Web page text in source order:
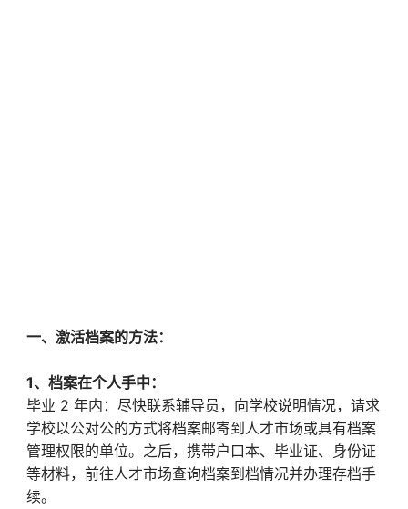
一、激活档案的方法：
1、档案在个人手中：
毕业 2 年内：尽快联系辅导员，向学校说明情况，请求
学校以公对公的方式将档案邮寄到人才市场或具有档案
管理权限的单位。之后，携带户口本、毕业证、身份证
等材料，前往人才市场查询档案到档情况并办理存档手
续。